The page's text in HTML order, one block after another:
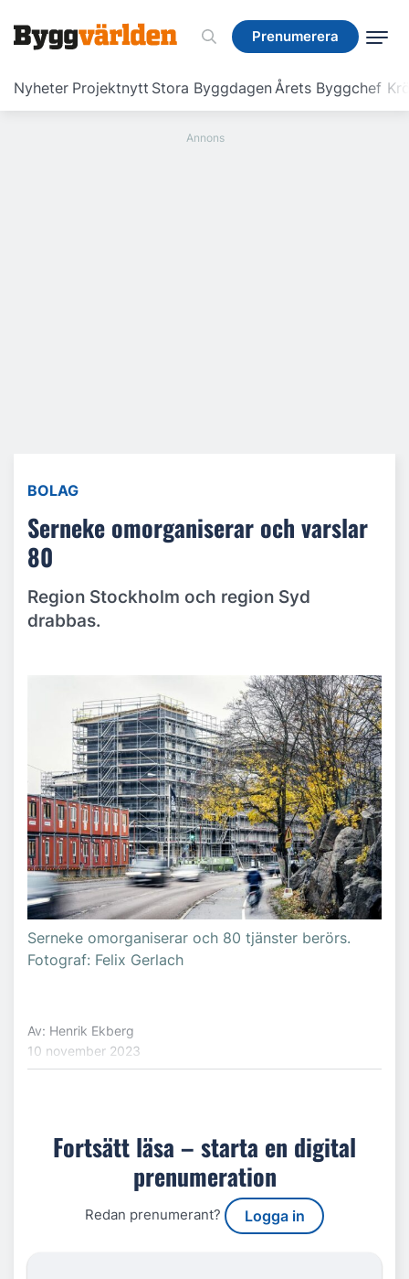
Prenumerera
Nyheter Projektnytt Stora ByggdagenÅrets Byggchef
Prenumerera
BOLAG
Serneke omorganiserar och varslar
80
Region Stockholm och region Syd
drabbas.
Serneke omorganiserar och 80 tjänster berörs.
Fotograf: Felix Gerlach
Av: Henrik Ekberg
10 november 2023
Fortsätt läsa – starta en digital
prenumeration
Redan prenumerant? Logga in